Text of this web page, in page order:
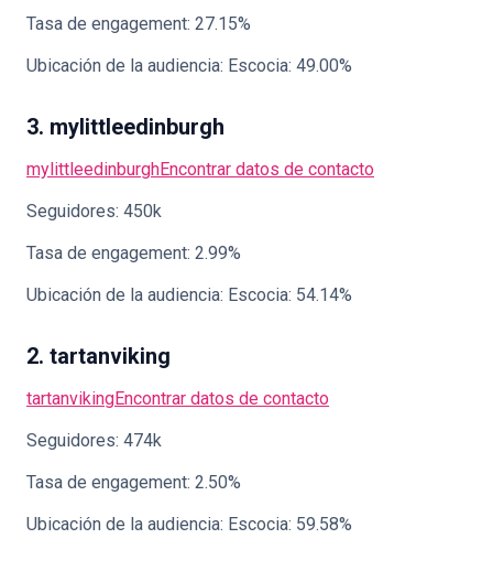
Tasa de engagement: 27.15%
Ubicación de la audiencia: Escocia: 49.00%
3. mylittleedinburgh
mylittleedinburghEncontrar datos de contacto
Seguidores: 450k
Tasa de engagement: 2.99%
Ubicación de la audiencia: Escocia: 54.14%
2. tartanviking
tartanvikingEncontrar datos de contacto
Seguidores: 474k
Tasa de engagement: 2.50%
Ubicación de la audiencia: Escocia: 59.58%